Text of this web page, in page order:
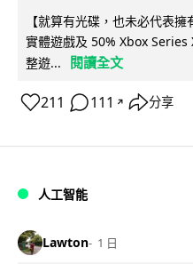
【就算有光碟，也未必代表
實體遊戲及 50% Xbox Series
整遊...
閱讀全文
211 111 ↗ 分享
人工智能
Lawton 1 日